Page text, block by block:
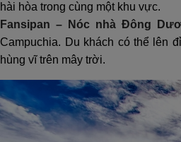
hài hòa trong cùng một khu vực.
Fansipan – Nóc nhà Đông
Campuchia. Du khách có thể lên
hùng vĩ trên mây trời.